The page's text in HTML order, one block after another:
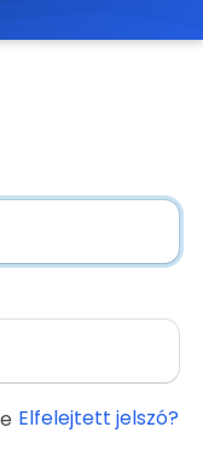
Elfelejtett jelszó?